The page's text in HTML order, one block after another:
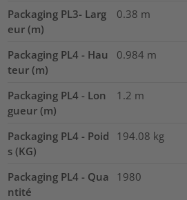
Packaging PL3- Larg
eur (m)
0.38 m
Packaging PL4 - Hau
teur (m)
0.984 m
Packaging PL4 - Lon
gueur (m)
1.2 m
Packaging PL4 - Poid
s (KG)
194.08 kg
Packaging PL4 - Qua
ntité
1980